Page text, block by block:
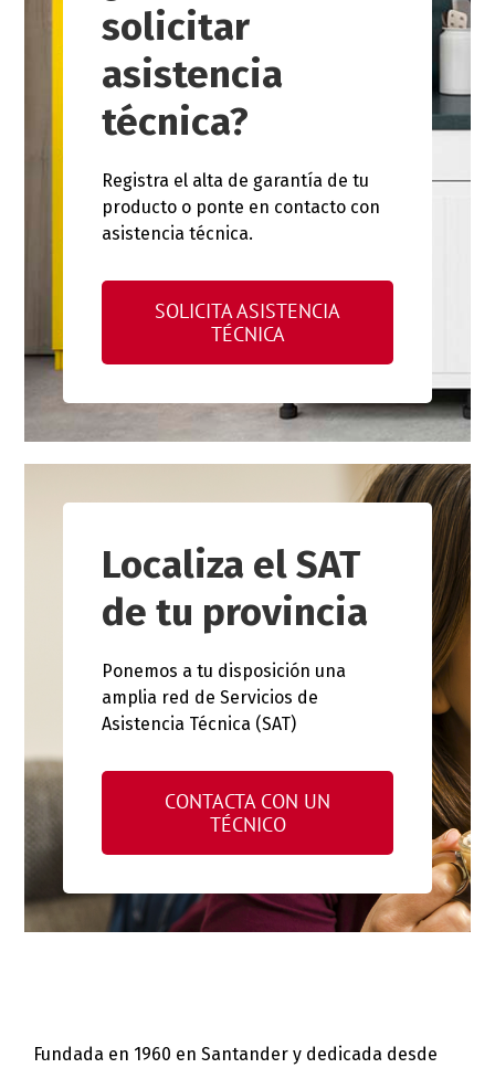
solicitar
asistencia
técnica?
Registra el alta de garantía de tu
producto o ponte en contacto con
asistencia técnica.
SOLICITA ASISTENCIA
TÉCNICA
Localiza el SAT
de tu provincia
Ponemos a tu disposición una
amplia red de Servicios de
Asistencia Técnica (SAT)
CONTACTA CON UN
TÉCNICO
Fundada en 1960 en Santander y dedicada desde